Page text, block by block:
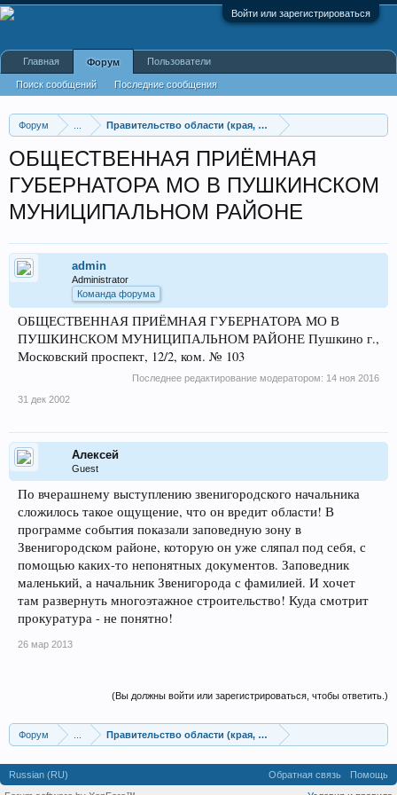
Войти или зарегистрироваться
Форум Правительство области (края, республики)
ОБЩЕСТВЕННАЯ ПРИЁМНАЯ
ГУБЕРНАТОРА МО В ПУШКИНСКОМ
МУНИЦИПАЛЬНОМ РАЙОНЕ
admin
Administrator
Команда форума
ОБЩЕСТВЕННАЯ ПРИЁМНАЯ ГУБЕРНАТОРА МО В
ПУШКИНСКОМ МУНИЦИПАЛЬНОМ РАЙОНЕ Пушкино г.,
Московский проспект, 12/2, ком. № 103
Последнее редактирование модератором: 14 ноя 2016
31 дек 2002
Алексей
Guest
По вчерашнему выступлению звенигородского начальника
сложилось такое ощущение, что он вредит области! В
программе события показали заповедную зону в
Звенигородском районе, которую он уже сляпал под себя, с
помощью каких-то непонятных документов. Заповедник
маленький, а начальник Звенигорода с фамилией. И хочет
там развернуть многоэтажное строительство! Куда смотрит
прокуратура - не понятно!
26 мар 2013
(Вы должны войти или зарегистрироваться, чтобы ответить.)
Форум Правительство области (края, республики)
Главная Форум
Поиск сообщений Последние сообщения
Пользователи
Russian (RU) Обратная связь
Помощь